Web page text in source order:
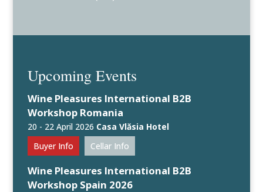
Upcoming Events
Wine Pleasures International B2B
Workshop Romania
20 - 22 April 2026 Casa Vlăsia Hotel
Buyer Info
Cellar Info
Wine Pleasures International B2B
Workshop Spain 2026